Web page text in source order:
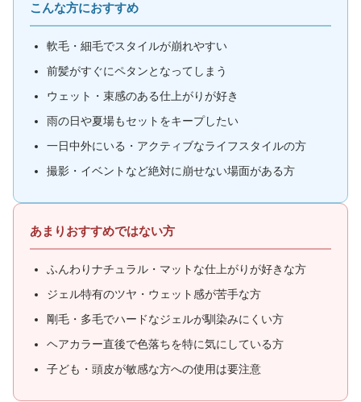
こんな方におすすめ
軟毛・細毛でスタイルが崩れやすい
前髪がすぐにペタンとなってしまう
ウェット・束感のある仕上がりが好き
雨の日や夏場もセットをキープしたい
一日中外にいる・アクティブなライフスタイルの方
撮影・イベントなど絶対に崩せない場面がある方
あまりおすすめではない方
ふんわりナチュラル・マットな仕上がりが好きな方
ジェル特有のツヤ・ウェット感が苦手な方
剛毛・多毛でハードなジェルが馴染みにくい方
ヘアカラー直後で色落ちを特に気にしている方
子ども・頭皮が敏感な方への使用は要注意